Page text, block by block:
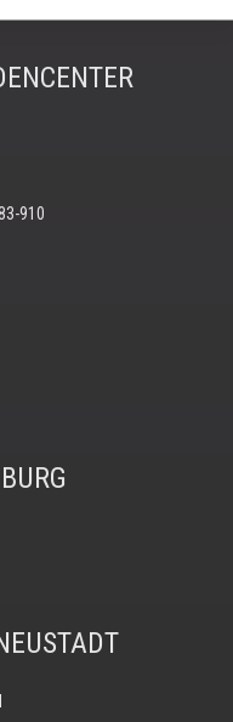
910